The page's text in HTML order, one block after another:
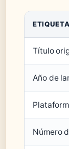
ETIQUETA
Título
Año de
Número